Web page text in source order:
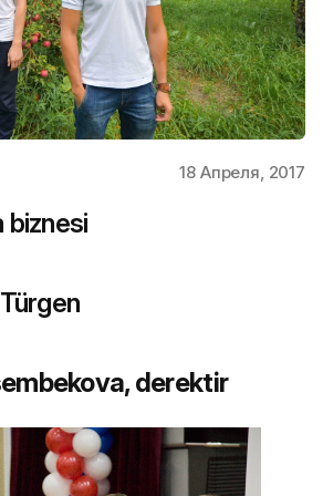
18 Апреля, 2017
biznesi
derektir